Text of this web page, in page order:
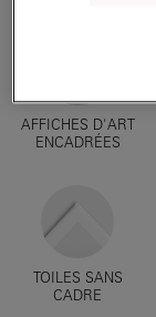
AFFICHES D'ART
ENCADRÉES
TOILES SANS
CADRE